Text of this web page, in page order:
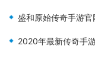
盛和原始传奇手游官
2020年最新传奇手